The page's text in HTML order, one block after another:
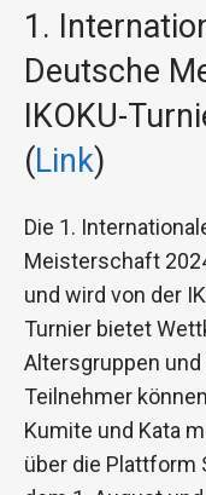
1.
Deutsche
IKOKU-
(Link)
Die 1.
Meisterschaft
und wird von der
Turnier bietet
Altersgruppen
Teilnehmer
Kumite und Kata
über die